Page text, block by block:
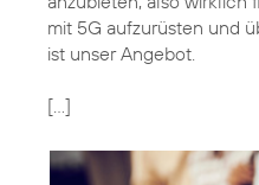
mit 5G aufzurüsten und
ist unser Angebot.
[...]